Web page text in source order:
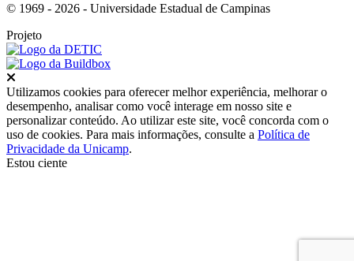
© 1969 - 2026 - Universidade Estadual de Campinas
Projeto
Utilizamos cookies para oferecer melhor experiência, melhorar o
desempenho, analisar como você interage em nosso site e
personalizar conteúdo. Ao utilizar este site, você concorda com o
uso de cookies. Para mais informações, consulte a Política de
Privacidade da Unicamp.
Estou ciente